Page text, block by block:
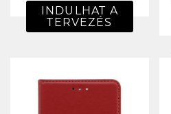
INDULHAT A
TERVEZÉS